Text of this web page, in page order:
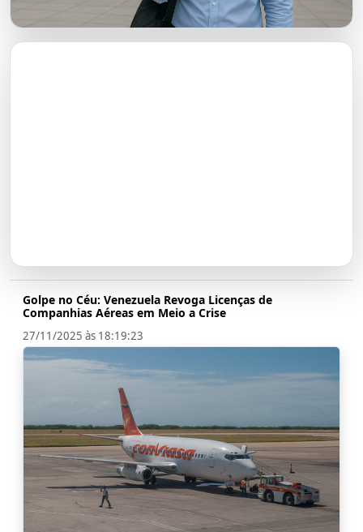
Golpe no Céu: Venezuela Revoga Licenças de
Companhias Aéreas em Meio a Crise
27/11/2025 às 18:19:23